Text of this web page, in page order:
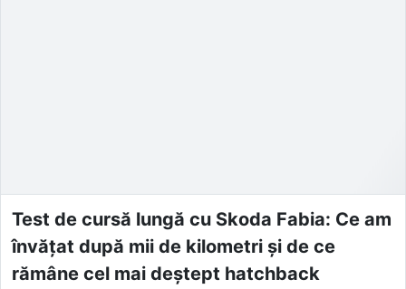
Test de cursă lungă cu Skoda Fabia: Ce am
învățat după mii de kilometri și de ce
rămâne cel mai deștept hatchback